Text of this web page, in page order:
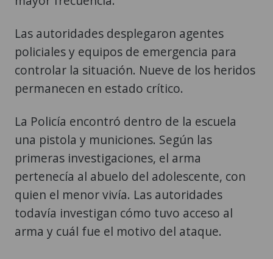
Las autoridades desplegaron agentes
policiales y equipos de emergencia para
controlar la situación. Nueve de los heridos
permanecen en estado crítico.
La Policía encontró dentro de la escuela
una pistola y municiones. Según las
primeras investigaciones, el arma
pertenecía al abuelo del adolescente, con
quien el menor vivía. Las autoridades
todavía investigan cómo tuvo acceso al
arma y cuál fue el motivo del ataque.